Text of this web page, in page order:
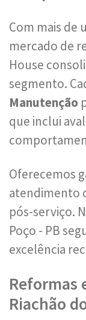
Com mais de
mercado de
House
segmento.
Manutenção
que inclui
Oferecemos
atendimento
pós-serviço.
Poço - PB
excelência
Reformas
Riachão